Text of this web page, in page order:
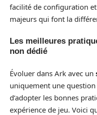
facilité de configuration
majeurs qui font la
Les meilleures
non dédié
Évoluer dans Ark avec un
uniquement une
d’adopter les bonnes
expérience de jeu. Voici